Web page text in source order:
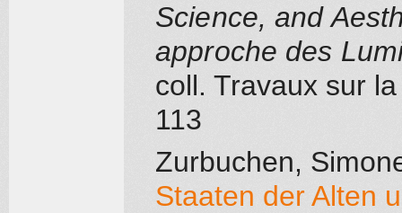
Science, and
approche des
coll. Travaux sur
113
Zurbuchen,
Staaten der Alten